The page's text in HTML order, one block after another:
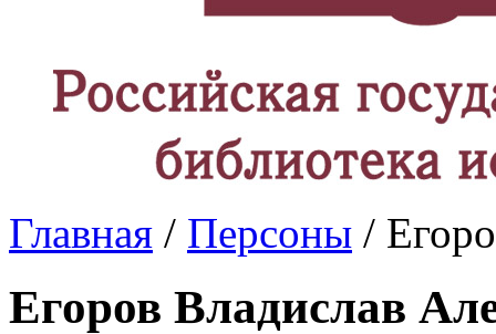
Главная / Персоны /
Егоров Владислав